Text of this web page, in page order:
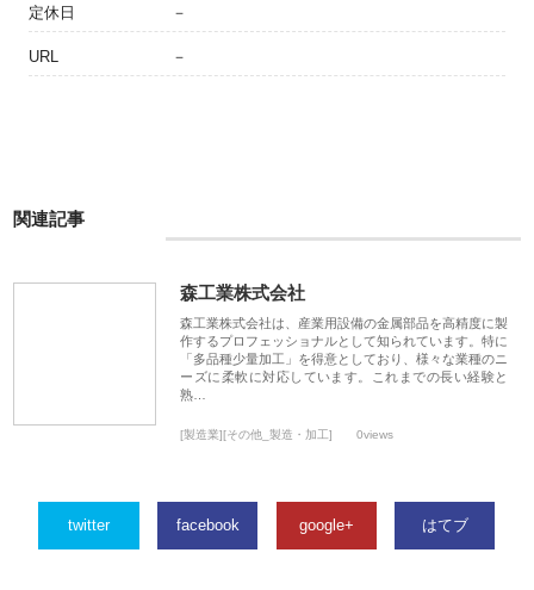
定休日 －
URL －
関連記事
森工業株式会社
森工業株式会社は、産業用設備の金属部品を高精度に製
作するプロフェッショナルとして知られています。特に
「多品種少量加工」を得意としており、様々な業種のニ
ーズに柔軟に対応しています。これまでの長い経験と
熟…
[製造業][その他_製造・加工] 0views
twitter facebook google+ はてブ